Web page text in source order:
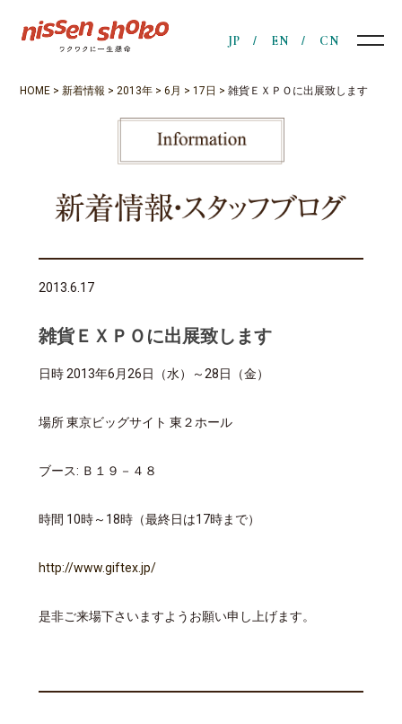
JP EN CN
HOME >新着情報 >2013年 >6月 >17日 >雑貨ＥＸＰＯに出展致します
2013.6.17
雑貨ＥＸＰＯに出展致します
日時 2013年6月26日（水）～28日（金）
場所 東京ビッグサイト 東２ホール
ブース: Ｂ１９－４８
時間 10時～18時（最終日は17時まで）
http://www.giftex.jp/
是非ご来場下さいますようお願い申し上げます。